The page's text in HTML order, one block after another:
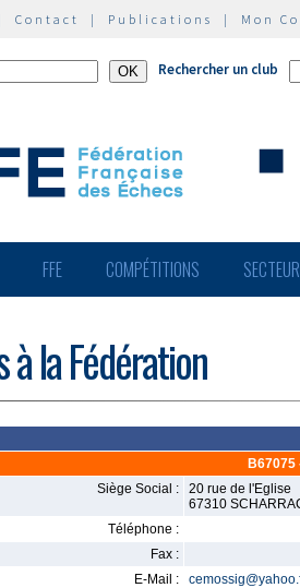
Contact | Publications | Mon
Rechercher un club
FFE COMPÉTITIONS
à la Fédération
B67075
Siège Social :
20 rue de l'Eglise
67310
Téléphone :
Fax :
E-Mail :